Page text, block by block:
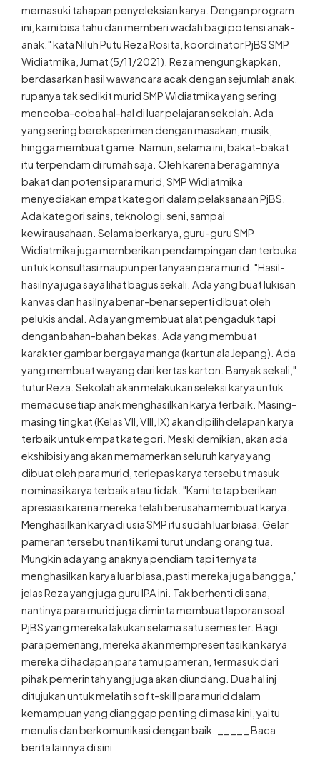
memasuki tahapan penyeleksian karya. Dengan program
ini, kami bisa tahu dan memberi wadah bagi potensi anak-
anak." kata Niluh Putu Reza Rosita, koordinator PjBS SMP
Widiatmika, Jumat (5/11/2021). Reza mengungkapkan,
berdasarkan hasil wawancara acak dengan sejumlah anak,
rupanya tak sedikit murid SMP Widiatmika yang sering
mencoba-coba hal-hal di luar pelajaran sekolah. Ada
yang sering bereksperimen dengan masakan, musik,
hingga membuat game. Namun, selama ini, bakat-bakat
itu terpendam di rumah saja. Oleh karena beragamnya
bakat dan potensi para murid, SMP Widiatmika
menyediakan empat kategori dalam pelaksanaan PjBS.
Ada kategori sains, teknologi, seni, sampai
kewirausahaan. Selama berkarya, guru-guru SMP
Widiatmika juga memberikan pendampingan dan terbuka
untuk konsultasi maupun pertanyaan para murid. "Hasil-
hasilnya juga saya lihat bagus sekali. Ada yang buat lukisan
kanvas dan hasilnya benar-benar seperti dibuat oleh
pelukis andal. Ada yang membuat alat pengaduk tapi
dengan bahan-bahan bekas. Ada yang membuat
karakter gambar bergaya manga (kartun ala Jepang). Ada
yang membuat wayang dari kertas karton. Banyak sekali,"
tutur Reza. Sekolah akan melakukan seleksi karya untuk
memacu setiap anak menghasilkan karya terbaik. Masing-
masing tingkat (Kelas VII, VIII, IX) akan dipilih delapan karya
terbaik untuk empat kategori. Meski demikian, akan ada
ekshibisi yang akan memamerkan seluruh karya yang
dibuat oleh para murid, terlepas karya tersebut masuk
nominasi karya terbaik atau tidak. "Kami tetap berikan
apresiasi karena mereka telah berusaha membuat karya.
Menghasilkan karya di usia SMP itu sudah luar biasa. Gelar
pameran tersebut nanti kami turut undang orang tua.
Mungkin ada yang anaknya pendiam tapi ternyata
menghasilkan karya luar biasa, pasti mereka juga bangga,"
jelas Reza yang juga guru IPA ini. Tak berhenti di sana,
nantinya para murid juga diminta membuat laporan soal
PjBS yang mereka lakukan selama satu semester. Bagi
para pemenang, mereka akan mempresentasikan karya
mereka di hadapan para tamu pameran, termasuk dari
pihak pemerintah yang juga akan diundang. Dua hal inj
ditujukan untuk melatih soft-skill para murid dalam
kemampuan yang dianggap penting di masa kini, yaitu
menulis dan berkomunikasi dengan baik. _____ Baca
berita lainnya di sini